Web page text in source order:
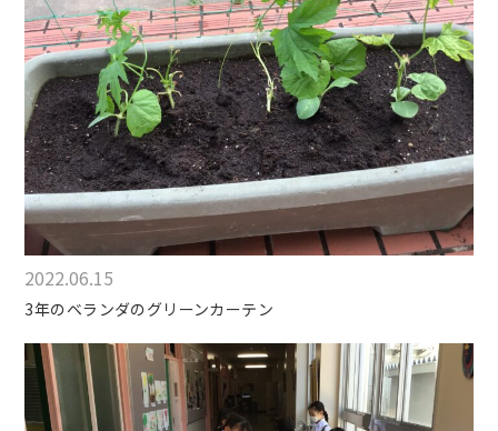
2022.06.15
3年のベランダのグリーンカーテン